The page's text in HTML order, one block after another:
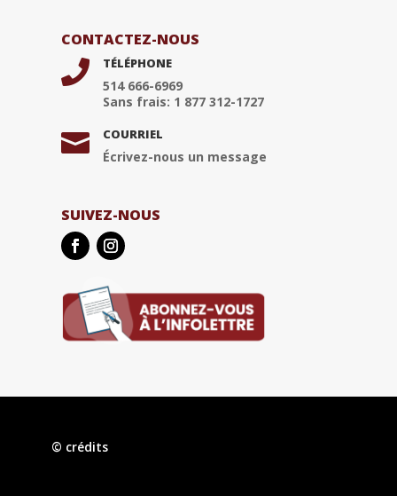
CONTACTEZ-NOUS
 TÉLÉPHONE
514 666-6969
Sans frais: 1 877 312-1727
 COURRIEL
Écrivez-nous un message
SUIVEZ-NOUS
© crédits